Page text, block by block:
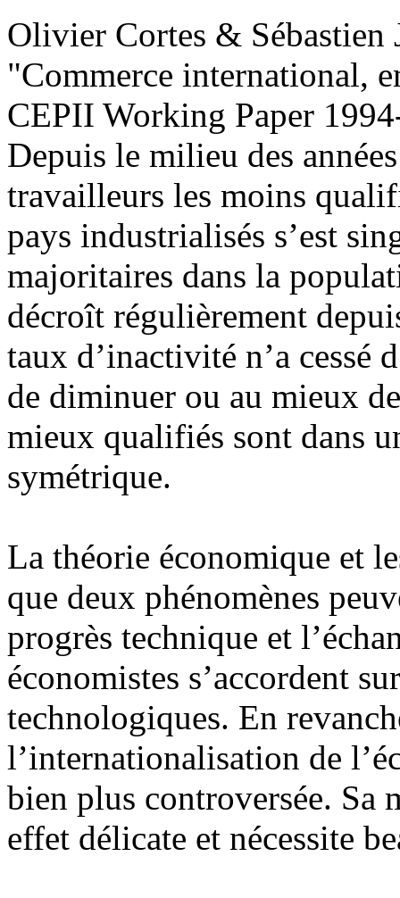
Olivier Cortes & Sébastien
"Commerce international,
CEPII Working Paper
Depuis le milieu des
travailleurs les moins
pays industrialisés s’est
majoritaires dans la
décroît régulièrement
taux d’inactivité n’a cessé
de diminuer ou au mieux
mieux qualifiés sont dans
symétrique.
La théorie économique et
que deux phénomènes
progrès technique et
économistes s’accordent
technologiques. En
l’internationalisation de
bien plus controversée. Sa
effet délicate et nécessite